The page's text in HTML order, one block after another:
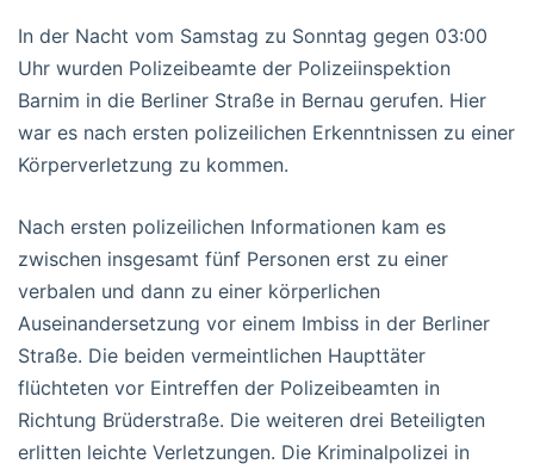
In der Nacht vom Samstag zu Sonntag gegen 03:00
Uhr wurden Polizeibeamte der Polizeiinspektion
Barnim in die Berliner Straße in Bernau gerufen. Hier
war es nach ersten polizeilichen Erkenntnissen zu einer
Körperverletzung zu kommen.
Nach ersten polizeilichen Informationen kam es
zwischen insgesamt fünf Personen erst zu einer
verbalen und dann zu einer körperlichen
Auseinandersetzung vor einem Imbiss in der Berliner
Straße. Die beiden vermeintlichen Haupttäter
flüchteten vor Eintreffen der Polizeibeamten in
Richtung Brüderstraße. Die weiteren drei Beteiligten
erlitten leichte Verletzungen. Die Kriminalpolizei in